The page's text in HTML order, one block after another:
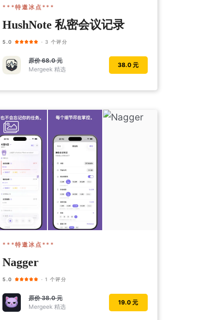
***特邀冰点***
HushNote 私密会议记录
5.0 · 3 个评分
原价68.0 元
Mergeek 精选
38.0 元
***特邀冰点***
Nagger
5.0 · 1 个评分
原价38.0 元
Mergeek 精选
19.0 元